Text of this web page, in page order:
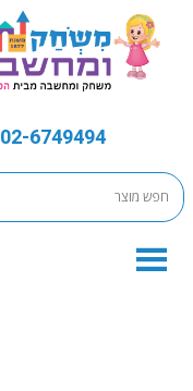
02-6749494